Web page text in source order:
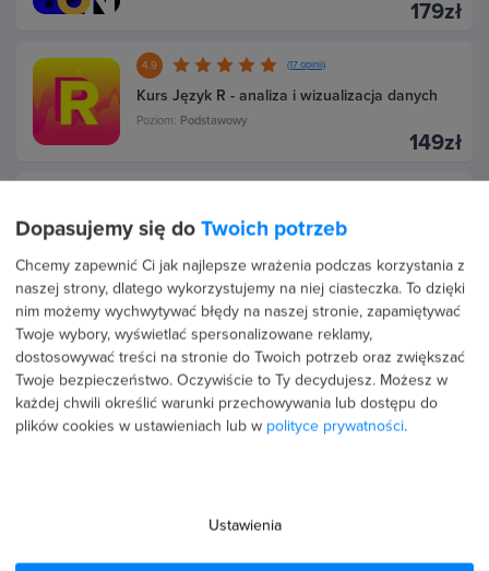
179zł
4.9 (17 opinii)
Kurs Język R - analiza i wizualizacja danych
Poziom: Podstawowy
149zł
Kurs Programowanie w języku C dla zielonych
169zł
4.9
Kurs Java - praktyczny projekt aplikacji
Poziom: Średniozaawansowany
169zł
Dopasujemy się do Twoich potrzeb
Chcemy zapewnić Ci jak najlepsze wrażenia podczas korzystania z
naszej strony, dlatego wykorzystujemy na niej ciasteczka. To dzięki
nim możemy wychwytywać błędy na naszej stronie, zapamiętywać
Twoje wybory, wyświetlać spersonalizowane reklamy,
dostosowywać treści na stronie do Twoich potrzeb oraz zwiększać
Twoje bezpieczeństwo. Oczywiście to Ty decydujesz. Możesz w
każdej chwili określić warunki przechowywania lub dostępu do
plików cookies w ustawieniach lub w polityce prywatności.
Ustawienia